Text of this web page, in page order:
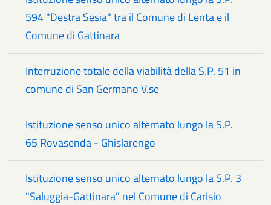
594 "Destra Sesia" tra il Comune di Lenta e il
Comune di Gattinara
Interruzione totale della viabilità della S.P. 51 in
comune di San Germano V.se
Istituzione senso unico alternato lungo la S.P.
65 Rovasenda - Ghislarengo
Istituzione senso unico alternato lungo la S.P. 3
"Saluggia-Gattinara" nel Comune di Carisio